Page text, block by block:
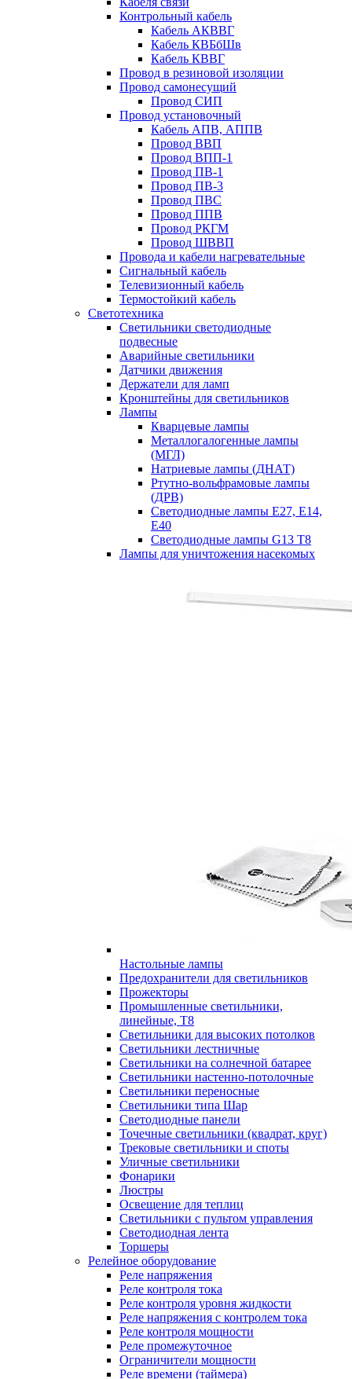
Контрольный кабель
Кабель АКВВГ
Кабель КВБбШв
Кабель КВВГ
Провод в резиновой изоляции
Провод самонесущий
Провод СИП
Провод установочный
Кабель АПВ, АППВ
Провод ВВП
Провод ВПП-1
Провод ПВ-1
Провод ПВ-3
Провод ПВС
Провод ППВ
Провод РКГМ
Провод ШВВП
Провода и кабели нагревательные
Сигнальный кабель
Телевизионный кабель
Термостойкий кабель
Светотехника
Cветильники светодиодные
подвесные
Аварийные светильники
Датчики движения
Держатели для ламп
Кронштейны для светильников
Лампы
Кварцевые лампы
Металлогалогенные лампы
(МГЛ)
Натриевые лампы (ДНАТ)
Ртутно-вольфрамовые лампы
(ДРВ)
Светодиодные лампы E27, E14,
E40
Светодиодные лампы G13 Т8
Лампы для уничтожения насекомых
Настольные лампы
Предохранители для светильников
Прожекторы
Промышленные светильники,
линейные, Т8
Светильники для высоких потолков
Светильники лестничные
Светильники на солнечной батарее
Светильники настенно-потолочные
Светильники переносные
Светильники типа Шар
Светодиодные панели
Точечные светильники (квадрат, круг)
Трековые светильники и споты
Уличные светильники
Фонарики
Люстры
Освещение для теплиц
Светильники с пультом управления
Светодиодная лента
Торшеры
Релейное оборудование
Реле напряжения
Реле контроля тока
Реле контроля уровня жидкости
Реле напряжения с контролем тока
Реле контроля мощности
Реле промежуточное
Ограничители мощности
Реле времени (таймера)